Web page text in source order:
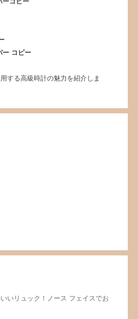
ー コピー
する高級時計の魅力を紹介しま
いリュック！ノース フェイスでお